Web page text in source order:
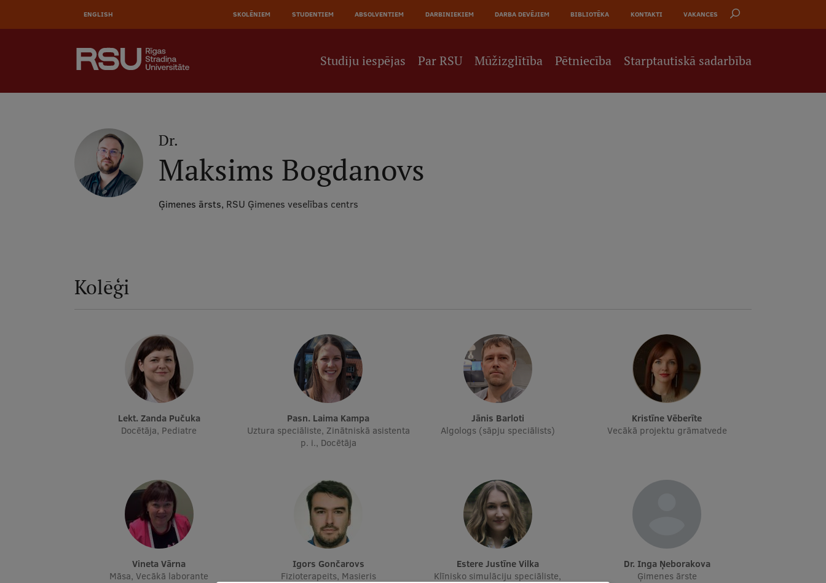
ENGLISH AUGŠĒJĀ
IZVĒLNE
SKOLĒNIEM STUDENTIEM ABSOLVENTIEM DARBINIEKIEM DARBA DEVĒJIEM BIBLIOTĒKA KONTAKTI VAKANCES
Studiju iespējas Par RSU Mūžizglītība Pētniecība Starptautiskā sadarbība
dr.
Maksims Bogdanovs
Ģimenes ārsts, RSU Ģimenes veselības centrs
Kolēģi
Lekt. Zanda Pučuka
Docētāja, Pediatre
Pasn. Laima Kampa
Uztura speciāliste, Zinātniskā asistenta
p. i., Docētāja
Jānis Barloti
Algologs (sāpju speciālists)
Kristīne Vēberīte
Vecākā projektu grāmatvede
Vineta Vārna
Māsa, Vecākā laborante
Igors Gončarovs
Fizioterapeits, Masieris
Estere Justīne Vilka
Klīnisko simulāciju speciāliste,
dr. Inga Ņeborakova
Ģimenes ārste